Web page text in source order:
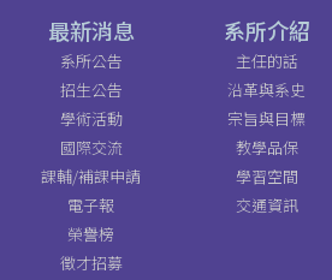
最新消息
系所公告
招生公告
學術活動
國際交流
課輔/補課申請
電子報
榮譽榜
徵才招募
系所介紹
主任的話
沿革與系史
宗旨與目標
教學品保
學習空間
交通資訊